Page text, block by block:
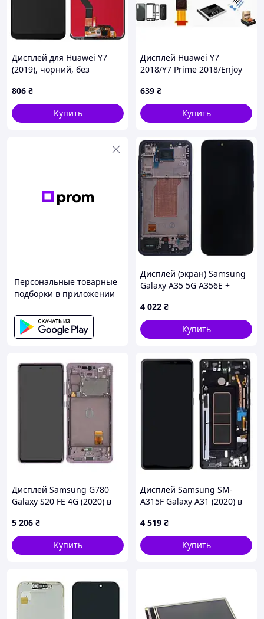
Дисплей для Huawei Y7
(2019), чорний, без
DUB-LX1
806 ₴
Купить
Дисплей Huawei Y7
2018/Y7 Prime 2018/Enjoy
сенсором black
639 ₴
Купить
Персональные товарные
подборки в приложении
Дисплей (экран) Samsung
Galaxy A35 5G A356E +
синий оригинал OEM SP)
4 022 ₴
Купить
Дисплей Samsung G780
Galaxy S20 FE 4G (2020) в
Lavander service orig
5 206 ₴
Купить
Дисплей Samsung SM-
A315F Galaxy A31 (2020) в
black service orig
4 519 ₴
Купить